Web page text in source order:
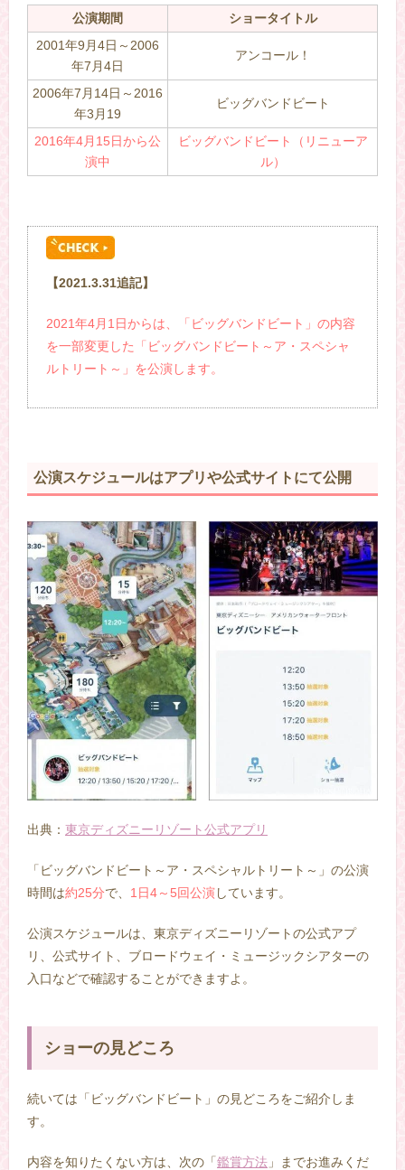
公演期間
ショータイトル
2001年9月4日～2006
年7月4日
アンコール！
2006年7月14日～2016
年3月19
ビッグバンドビート
2016年4月15日から公
演中
ビッグバンドビート（リニューア
ル）
【2021.3.31追記】
2021年4月1日からは、「ビッグバンドビート」の内容
を一部変更した「ビッグバンドビート～ア・スペシャ
ルトリート～」を公演します。
公演スケジュールはアプリや公式サイトにて公開
出典： 東京ディズニーリゾート公式アプリ
「ビッグバンドビート～ア・スペシャルトリート～」の公演
時間は約25分で、 1日4～5回公演しています。
公演スケジュールは、東京ディズニーリゾートの公式アプ
リ、公式サイト、ブロードウェイ・ミュージックシアターの
入口などで確認することができますよ。
ショーの見どころ
続いては「ビッグバンドビート」の見どころをご紹介しま
す。
内容を知りたくない方は、次の「鑑賞方法 」までお進みくだ